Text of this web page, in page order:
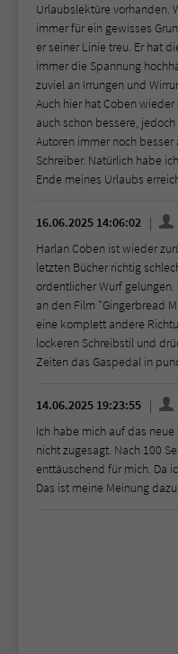
Urlaubslektüre vorhanden.
immer für ein gewisses
er seiner Linie treu. Er hat
immer die Spannung
zuviel an Irrungen und
Auch hier hat Coben
auch schon bessere,
Autoren immer noch
Schreiber. Natürlich habe
Ende meines Urlaubs
16.06.2025 14:06:02
Harlan Coben ist wieder
letzten Bücher richtig
ordentlicher Wurf
an den Film "Gingerbread
eine komplett andere
lockeren Schreibstil und
Zeiten das Gaspedal in
14.06.2025 19:23:55
Ich habe mich auf das
nicht zugesagt. Nach 100
enttäuschend für mich. Da
Das ist meine Meinung dazu,